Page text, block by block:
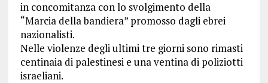
in concomitanza con lo svolgimento della
“Marcia della bandiera” promosso dagli ebrei
nazionalisti.
Nelle violenze degli ultimi tre giorni sono rimasti
centinaia di palestinesi e una ventina di poliziotti
israeliani.